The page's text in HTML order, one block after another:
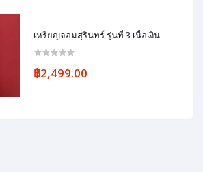
เหรียญจอมสุรินทร์ รุ่นที่ 3 เนื้อเงิน
฿2,499.00